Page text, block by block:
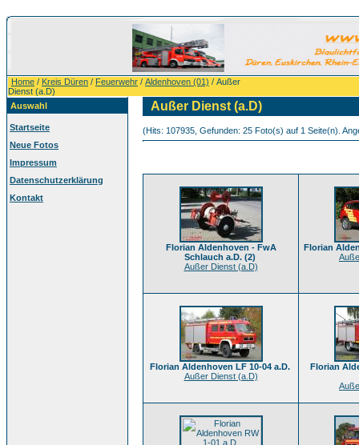
Home / Kreis Düren / Feuerwehr / Aldenhoven (01) / Außer
Dienst (a.D)
Auswahl
Startseite
Neue Fotos
Impressum
Datenschutzerklärung
Kontakt
Außer Dienst (a.D)
(Hits: 107935, Gefunden: 25 Foto(s) auf 1 Seite(n).
Florian Aldenhoven - FwA
Schlauch a.D. (2)
Außer Dienst (a.D)
Florian
Florian Aldenhoven LF 10-04 a.D.
Außer Dienst (a.D)
Florian